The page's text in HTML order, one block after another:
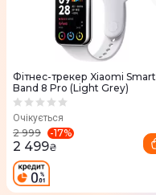
Фітнес-трекер Xiaomi Smart
Band 8 Pro (Light Grey)
Очікується
2 999 -17%
2 499₴